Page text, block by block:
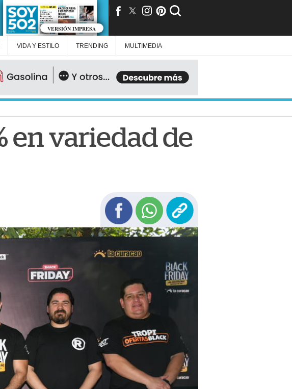
VERSIÓN IMPRESA
VIDA Y ESTILO TRENDING MULTIMEDIA
en variedad de